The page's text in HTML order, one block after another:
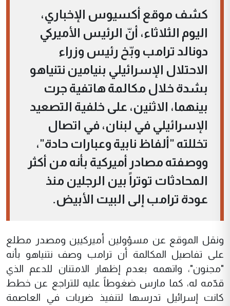
كشف موقع أكسيوس الإخباري،
اليوم الثلاثاء، أنّ الرئيس الأميركي
دونالد ترامب وبّخ رئيس وزراء
الاحتلال الإسرائيلي بنيامين نتنياهو
بشدة خلال مكالمة هاتفية جرت
بينهما، الاثنين، على خلفية التصعيد
الإسرائيلي في لبنان، في اتصال
تخللته "ألفاظ نابية وعبارات حادة"،
ووصفته مصادر أميركية بأنه من أكثر
المحادثات توتراً بين الرجلين منذ
عودة ترامب إلى البيت الأبيض.
ونقل الموقع عن مسؤولين أميركيين ومصدر مطلع
على تفاصيل المكالمة أن ترامب وصف نتنياهو بأنه
"مجنون"، واتهمه بعدم إظهار الامتنان للدعم الذي
قدّمه له، كما مارس ضغوطاً عليه للتراجع عن خطط
كانت إسرائيل تدرسها لتنفيذ ضربات في العاصمة